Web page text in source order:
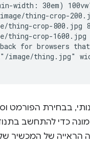
width: 30em)
thing-crop-
thing-crop-800.jpg
thing-crop-
for browsers
image/thing.jpg"
בבחירת הפורמט
כדי להתחשב
הראייה של המכשיר